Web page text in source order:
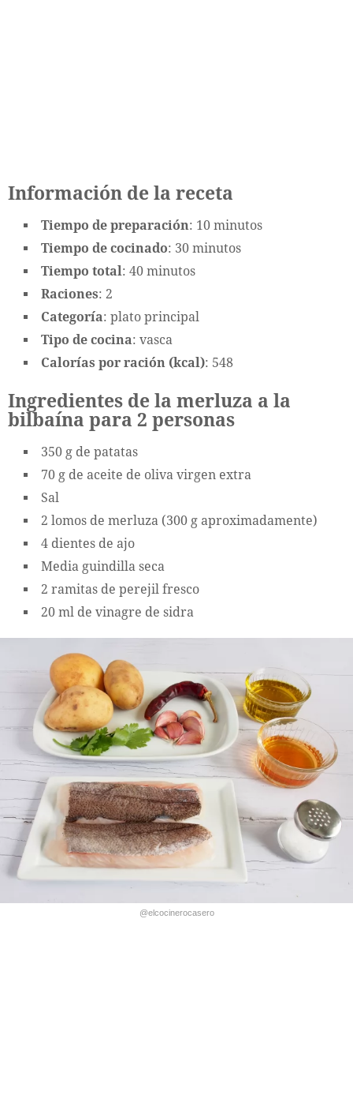
Información de la receta
Tiempo de preparación: 10 minutos
Tiempo de cocinado: 30 minutos
Tiempo total: 40 minutos
Raciones: 2
Categoría: plato principal
Tipo de cocina: vasca
Calorías por ración (kcal): 548
Ingredientes de la merluza a la
bilbaína para 2 personas
350 g de patatas
70 g de aceite de oliva virgen extra
Sal
2 lomos de merluza (300 g aproximadamente)
4 dientes de ajo
Media guindilla seca
2 ramitas de perejil fresco
20 ml de vinagre de sidra
@elcocinerocasero